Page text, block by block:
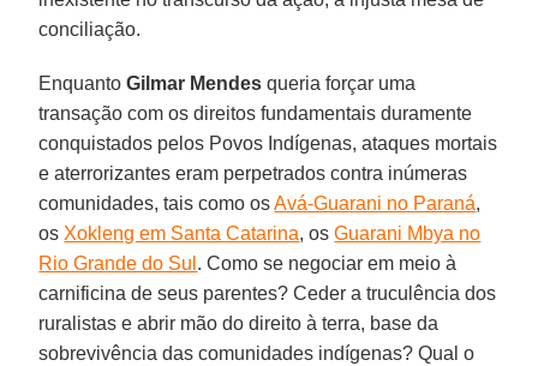
conciliação.
EnquantoGilmar Mendes queria forçar uma
transação com os direitos fundamentais duramente
conquistados pelos Povos Indígenas, ataques mortais
e aterrorizantes eram perpetrados contra inúmeras
comunidades, tais como osAvá-Guarani no Paraná,
os Xokleng em Santa Catarina, osGuarani Mbya no
Rio Grande do Sul . Como se negociar em meio à
carnificina de seus parentes? Ceder a truculência dos
ruralistas e abrir mão do direito à terra, base da
sobrevivência das comunidades indígenas? Qual o